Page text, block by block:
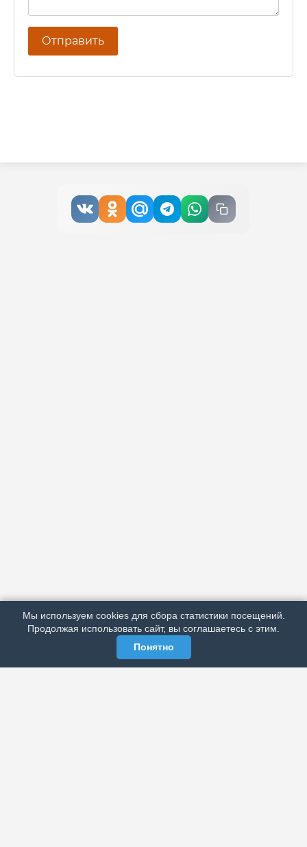
РЕКЛАМА У НАС
МЫ В СОЦСЕТЯХ
Отправить
Мы используем cookies для сбора статистики посещений.
Продолжая использовать сайт, вы соглашаетесь с этим.
Понятно